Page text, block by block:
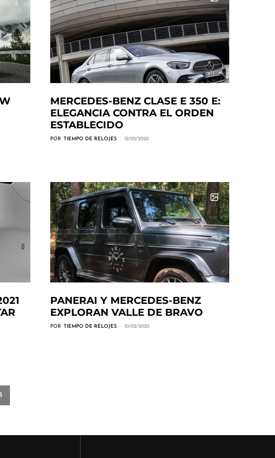
MERCEDES-BENZ CLASE E 350 E:
ELEGANCIA CONTRA EL ORDEN
ESTABLECIDO
POR TIEMPO DE RELOJES 12/02/2020
PANERAI Y MERCEDES-BENZ
EXPLORAN VALLE DE BRAVO
POR TIEMPO DE RELOJES 10/02/2020